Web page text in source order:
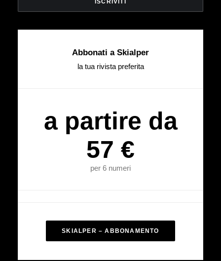
Abbonati a Skialper
la tua rivista preferita
a partire da
57 €
per 6 numeri
SKIALPER – ABBONAMENTO